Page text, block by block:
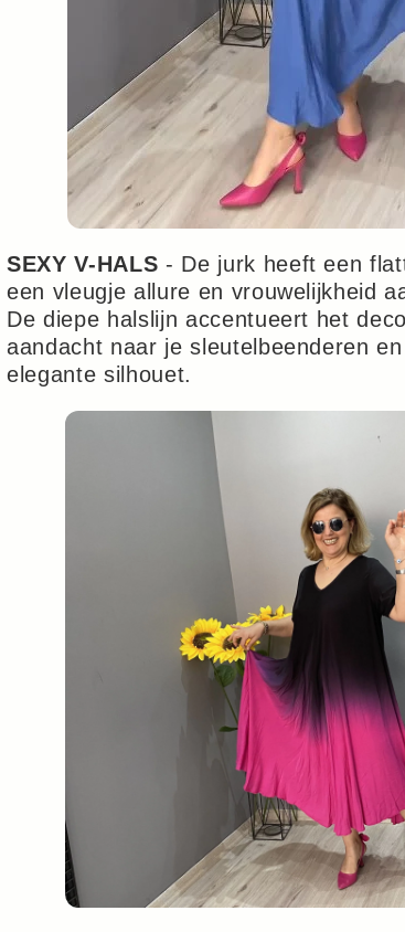
SEXY V-HALS - De jurk heeft een
een vleugje allure en vrouwelijkheid
De diepe halslijn accentueert het
aandacht naar je sleutelbeenderen
elegante silhouet.